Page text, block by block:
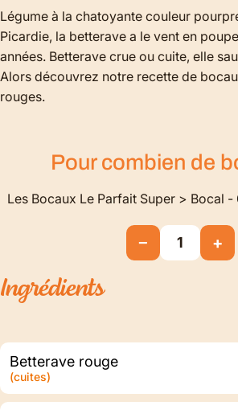
Légume à la chatoyante couleur
Picardie, la betterave a le vent en
années. Betterave crue ou cuite, elle
Alors découvrez notre recette de
rouges.
Pour combien de
Les Bocaux Le Parfait Super > Bocal -
− 1 +
Ingrédients
Betterave rouge
(cuites)